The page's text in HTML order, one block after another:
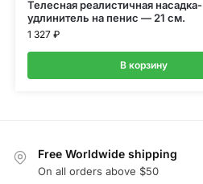
Телесная реалистичная насадка-
удлинитель на пенис — 21 см.
1 327 ₽
В корзину
Free Worldwide shipping
On all orders above $50